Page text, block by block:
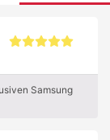
Samsung